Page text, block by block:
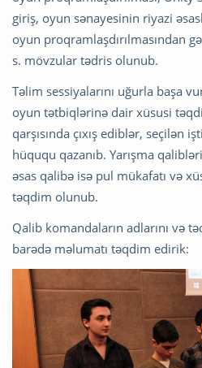
giriş, oyun sənayesinin riyazi
oyun proqramlaşdırılmasından
s. mövzular tədris olunub.
Təlim sessiyalarını uğurla başa
oyun tətbiqlərinə dair xüsusi
qarşısında çıxış ediblər, seçilən
hüququ qazanıb. Yarışma
əsas qalibə isə pul mükafatı və
təqdim olunub.
Qalib komandaların adlarını və
barədə məlumatı təqdim edirik: